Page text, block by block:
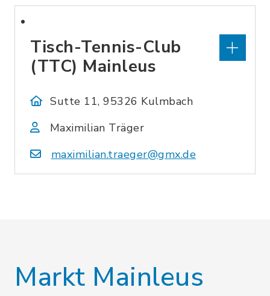
Tisch-Tennis-Club
(TTC) Mainleus
Sutte 11, 95326 Kulmbach
Maximilian Träger
maximilian.traeger@gmx.de
Markt Mainleus